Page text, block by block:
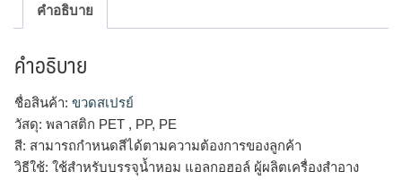
คำอธิบาย
คำอธิบาย
ชื่อสินค้า: ขวดสเปรย์
วัสดุ: พลาสติก PET , PP, PE
สี: สามารถกำหนดสีได้ตามความต้องการของลูกค้า
วิธีใช้: ใช้สำหรับบรรจุน้ำหอม แอลกอฮอล์ ผู้ผลิตเครื่องสำอาง